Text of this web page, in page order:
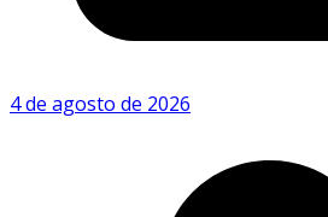
4 de agosto de 2026